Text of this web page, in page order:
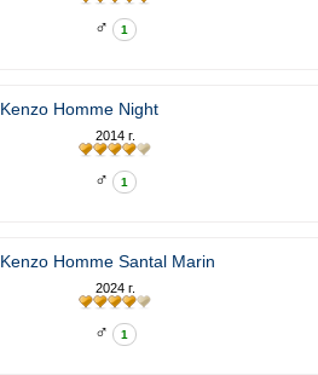
♂ 1
Kenzo Homme Night
2014 г.
♂ 1
Kenzo Homme Santal Marin
2024 г.
♂ 1